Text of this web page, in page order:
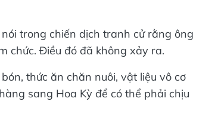
trong chiến dịch tranh cử rằng ông
chức. Điều đó đã không xảy ra.
thức ăn chăn nuôi, vật liệu vô cơ
sang Hoa Kỳ để có thể phải chịu